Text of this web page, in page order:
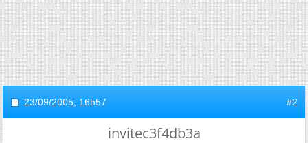
23/09/2005, 16h57 #2
invitec3f4db3a